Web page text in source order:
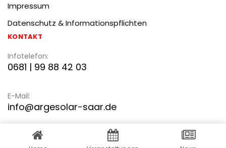
Impressum
Datenschutz & Informationspflichten
KONTAKT
Infotelefon:
0681 | 99 88 42 03
E-Mail:
info@argesolar-saar.de
WordPress Cookie Plugin von Real Cookie Banner